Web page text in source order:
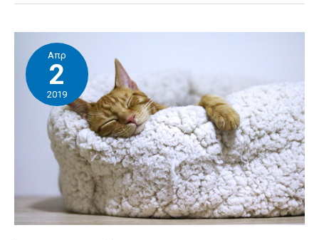
Απρ
2
2019
Ύπνος
και
μάθηση